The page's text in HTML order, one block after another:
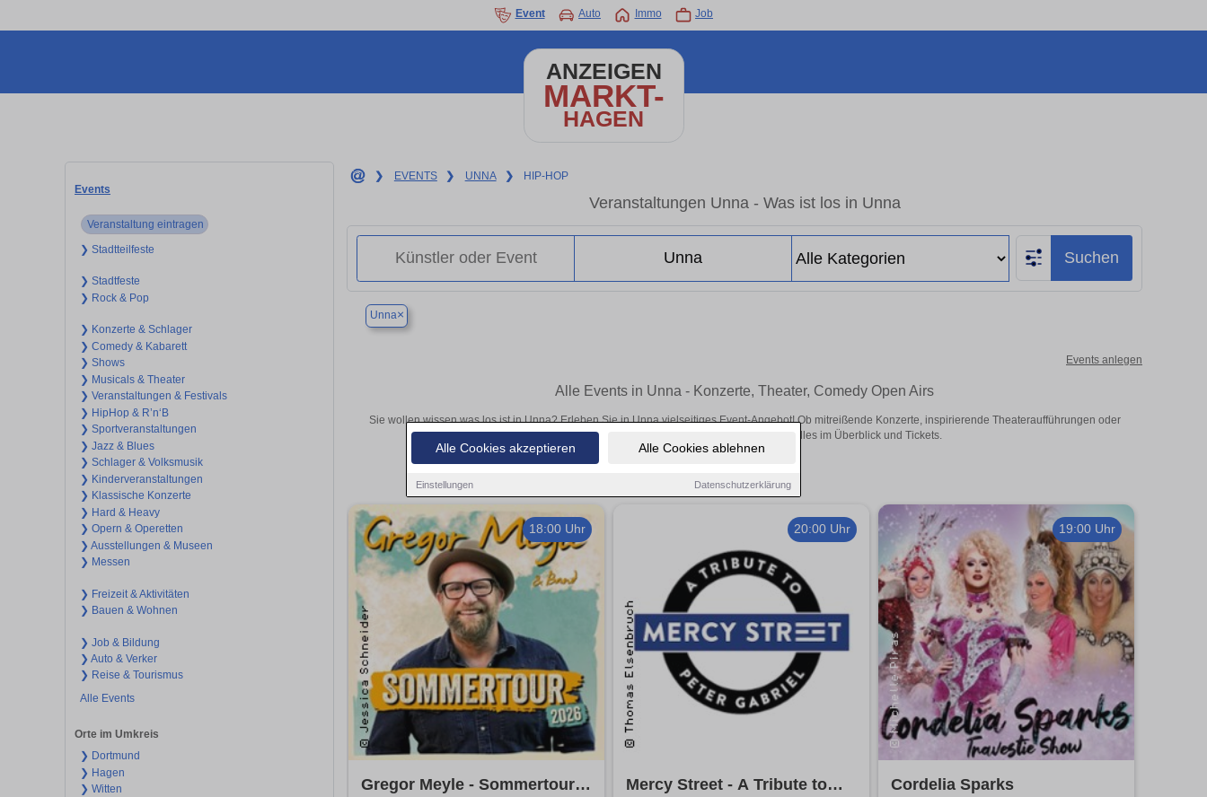
Alle Cookies akzeptieren Alle Cookies ablehnen
Einstellungen Datenschutzerklärung
Event Auto Immo Job
ANZEIGEN
MARKT-
HAGEN
Events
Veranstaltung eintragen
❯ Stadtteilfeste
❯ Stadtfeste
❯ Rock & Pop
❯ Konzerte & Schlager
❯ Comedy & Kabarett
❯ Shows
❯ Musicals & Theater
❯ Veranstaltungen & Festivals
❯ HipHop & R’n‘B
❯ Sportveranstaltungen
❯ Jazz & Blues
❯ Schlager & Volksmusik
❯ Kinderveranstaltungen
❯ Klassische Konzerte
❯ Hard & Heavy
❯ Opern & Operetten
❯ Ausstellungen & Museen
❯ Messen
❯ Freizeit & Aktivitäten
❯ Bauen & Wohnen
❯ Job & Bildung
❯ Auto & Verker
❯ Reise & Tourismus
Alle Events
Orte im Umkreis
❯ Dortmund
❯ Hagen
❯ Witten
❯ EVENTS ❯ UNNA ❯ HIP-HOP
Veranstaltungen Unna - Was ist los in Unna
Suchen
Unna×
Events anlegen
Alle Events in Unna - Konzerte, Theater, Comedy Open Airs
Sie wollen wissen was los ist in Unna? Erleben Sie in Unna vielseitiges Event-Angebot! Ob mitreißende Konzerte, inspirierende Theateraufführungen oder
aufregende Veranstaltungen in Unna – hier finden alles im Überblick und Tickets.
18:00 Uhr
Gregor Meyle - Sommertour
20:00 Uhr
Mercy Street - A Tribute to
19:00 Uhr
Cordelia Sparks